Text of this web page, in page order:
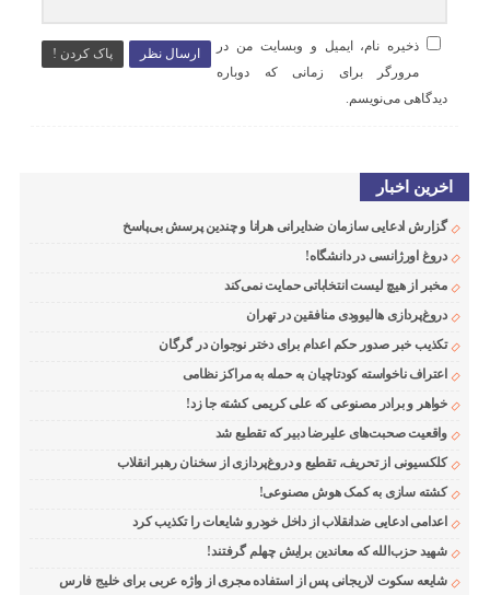
ارسال نظر پاک کردن !
ذخیره نام، ایمیل و وبسایت من در
مرورگر برای زمانی که دوباره
دیدگاهی می‌نویسم.
اخرین اخبار
گزارش ادعایی سازمان ضدایرانی هرانا و چندین پرسش بی‌پاسخ
دروغ اورژانسی در دانشگاه!
مخبر از هیچ لیست انتخاباتی حمایت نمی‌کند
دروغ‌پردازی هالیوودی منافقین در تهران
تکذیب خبر صدور حکم اعدام برای دختر نوجوان در گرگان
اعتراف ناخواسته کودتاچیان به حمله به مراکز نظامی
خواهر و برادر مصنوعی که علی کریمی کشته جا زد!
واقعیت صحبت‌های علیرضا دبیر که تقطیع شد
کلکسیونی از تحریف، تقطیع و دروغ‌پردازی از سخنان رهبر انقلاب
کشته سازی به کمک هوش مصنوعی!
اعدامی ادعایی ضدانقلاب از داخل خودرو شایعات را تکذیب کرد
شهید حزب‌الله که معاندین برایش چهلم گرفتند!
شایعه سکوت لاریجانی پس از استفاده مجری از واژه عربی برای خلیج فارس